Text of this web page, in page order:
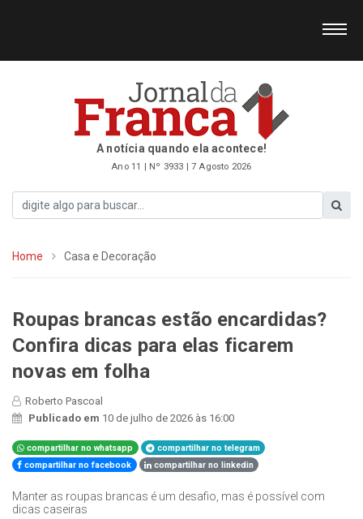
A notícia quando ela acontece!
Ano 11 | Nº 3933 | 7 Agosto 2026
Home Casa e Decoração
Roupas brancas estão encardidas?
Confira dicas para elas ficarem
novas em folha
Roberto Pascoal
Publicado em 10 de julho de 2026 às 16:00
compartilhar no whatsapp
compartilhar no telegram
compartilhar no facebook
compartilhar no linkedin
Manter as roupas brancas é um desafio, mas é possível com
dicas caseiras